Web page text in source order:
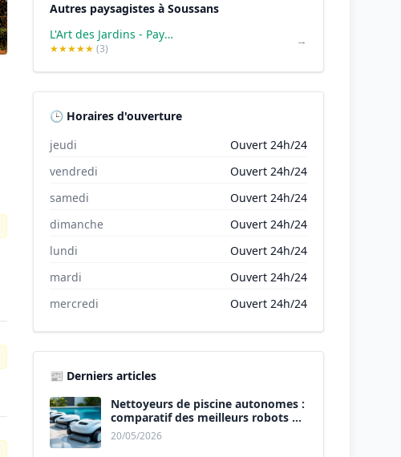
Autres paysagistes à Soussans
L'Art des Jardins - Paysagiste
★★★★★(3)
→
🕒 Horaires d'ouverture
jeudi
Ouvert 24h/24
vendredi
Ouvert 24h/24
samedi
Ouvert 24h/24
dimanche
Ouvert 24h/24
lundi
Ouvert 24h/24
mardi
Ouvert 24h/24
mercredi
Ouvert 24h/24
📰 Derniers articles
Nettoyeurs de piscine autonomes :
comparatif des meilleurs robots de
2026.
20/05/2026